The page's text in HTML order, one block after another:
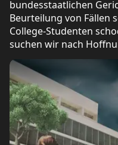
bundesstaatlichen
Beurteilung von Fällen
College-Studenten
suchen wir nach